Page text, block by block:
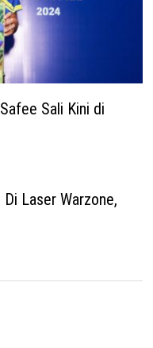
Sali Kini di
Laser Warzone,